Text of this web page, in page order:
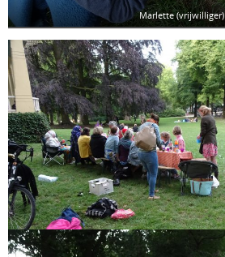
Marlette (vrijwilliger)